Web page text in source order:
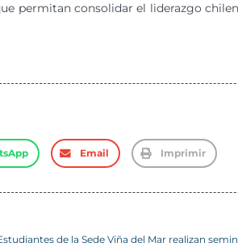
permitan consolidar el liderazgo
Email Imprimir